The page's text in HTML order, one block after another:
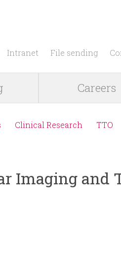
Intranet File sending
Careers
Clinical Research TTO
Imaging and